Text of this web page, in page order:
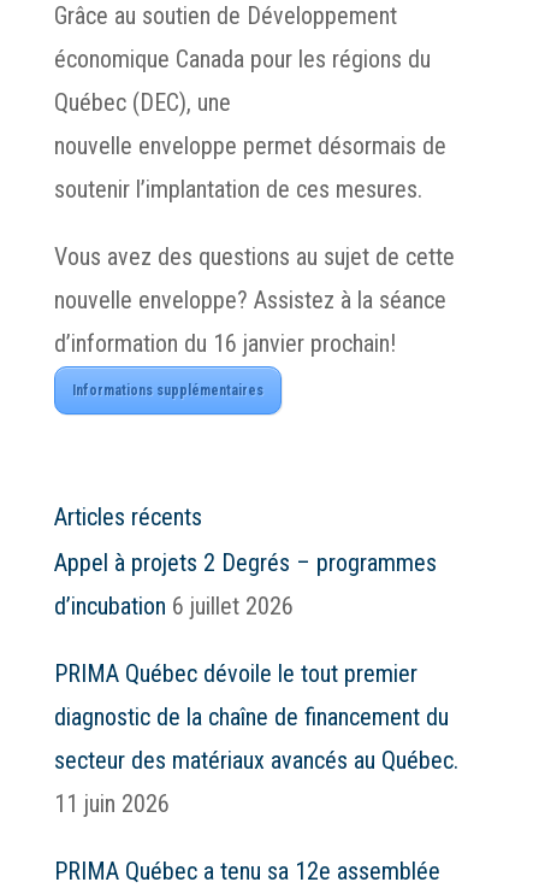
Grâce au soutien de Développement
économique Canada pour les régions du
Québec(DEC), une
nouvelle enveloppe permet désormais de
soutenir l’implantation de ces mesures.
Vous avez des questions au sujet de cette
nouvelle enveloppe? Assistez à la séance
d’information du 16 janvier prochain!
Informations supplémentaires
Articles récents
Appel à projets 2 Degrés – programmes
d’incubation 6 juillet 2026
PRIMA Québec dévoile le tout premier
diagnostic de la chaîne de financement du
secteur des matériaux avancés au Québec.
11 juin 2026
PRIMA Québec a tenu sa 12e assemblée